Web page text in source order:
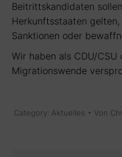
Beitrittskandidaten
Herkunftsstaaten
Sanktionen oder
Wir haben als CDU/CSU
Migrationswende
Category: Aktuelles Von